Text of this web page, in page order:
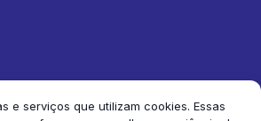
e serviços que utilizam cookies. Essas